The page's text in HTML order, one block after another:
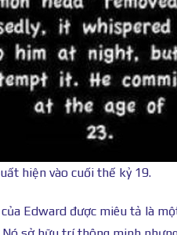
hiện vào cuối thế kỷ 19.
Edward được miêu tả là